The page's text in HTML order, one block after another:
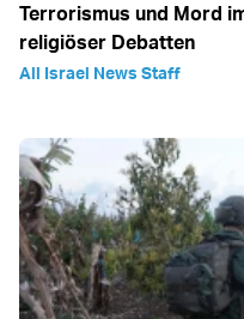
Terrorismus und Mord
religiöser Debatten
All Israel News Staff